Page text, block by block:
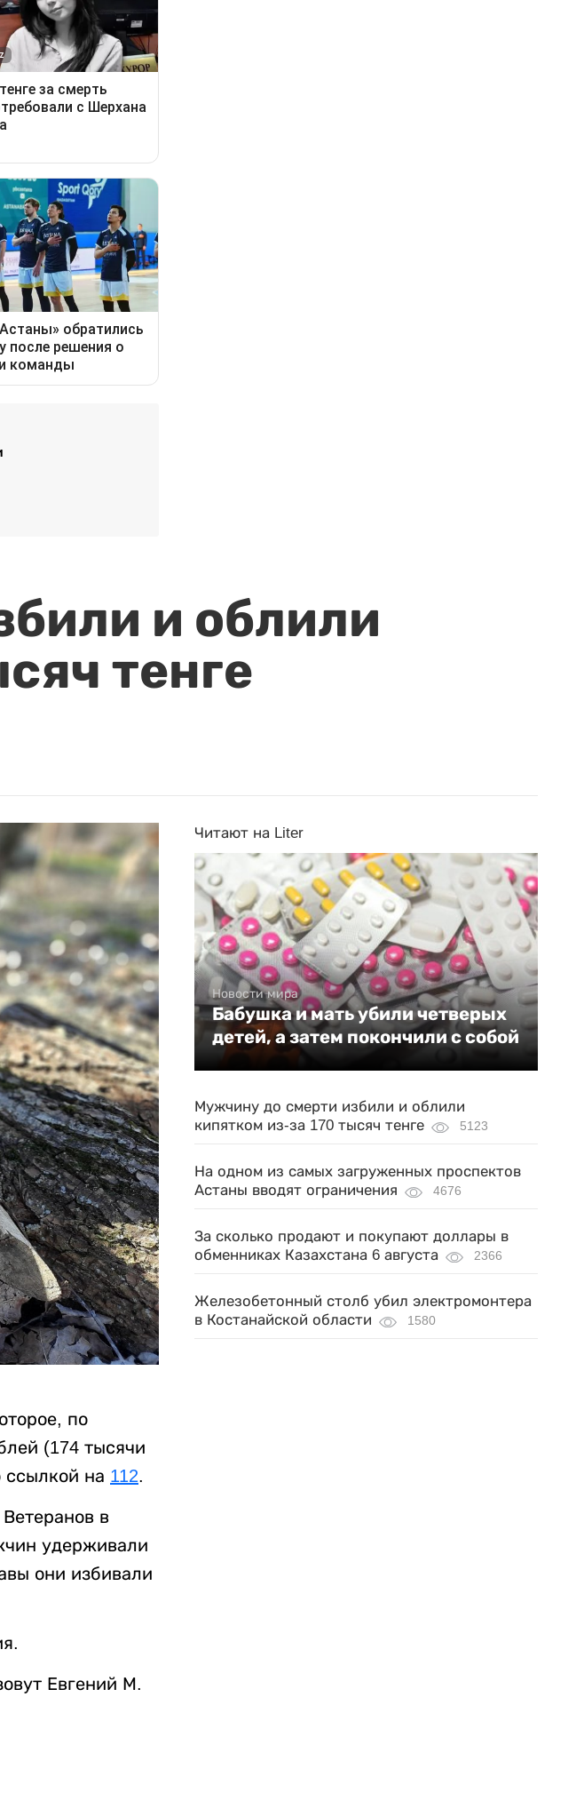
и облили
тенге
по
(174 тысячи
ссылкой на 112.
в
удерживали
они избивали
Евгений М.
Читают на Liter
Новости мира
Бабушка и мать убили четверых
детей, а затем покончили с собой
Мужчину до смерти избили и облили
кипятком из-за 170 тысяч тенге
5123
На одном из самых загруженных проспектов
Астаны вводят ограничения
4676
За сколько продают и покупают доллары в
обменниках Казахстана 6 августа
2366
Железобетонный столб убил электромонтера
в Костанайской области
1580